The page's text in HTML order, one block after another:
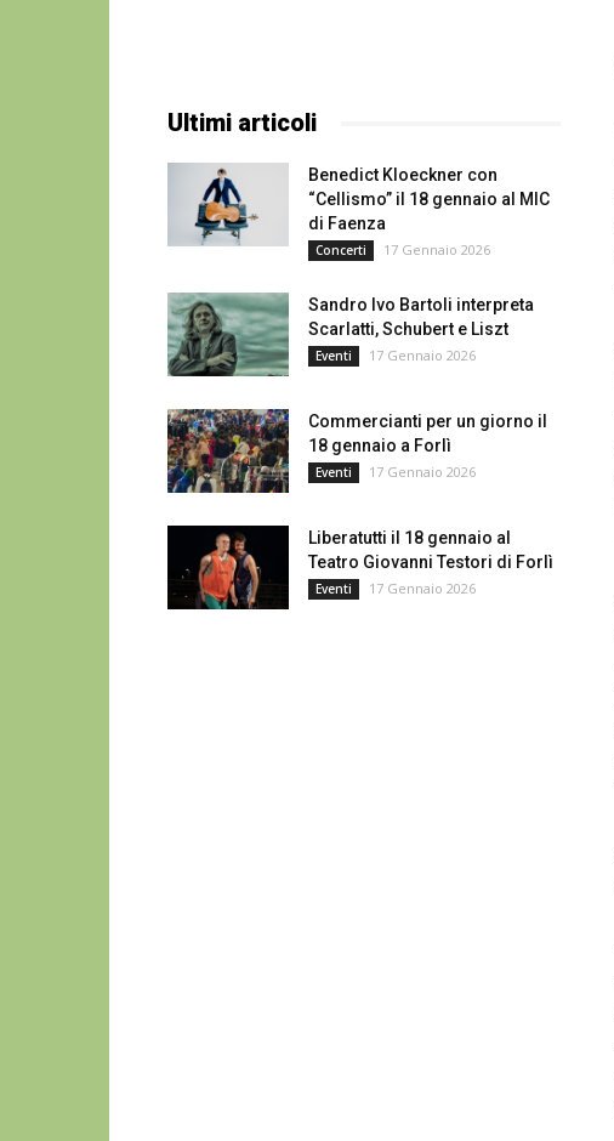
Ultimi articoli
Benedict Kloeckner con
“Cellismo” il 18 gennaio al MIC
di Faenza
Concerti 17 Gennaio 2026
Sandro Ivo Bartoli interpreta
Scarlatti, Schubert e Liszt
Eventi 17 Gennaio 2026
Commercianti per un giorno il
18 gennaio a Forlì
Eventi 17 Gennaio 2026
Liberatutti il 18 gennaio al
Teatro Giovanni Testori di Forlì
Eventi 17 Gennaio 2026